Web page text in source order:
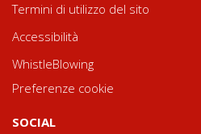
Termini di utilizzo del sito
Accessibilità
WhistleBlowing
Preferenze cookie
SOCIAL